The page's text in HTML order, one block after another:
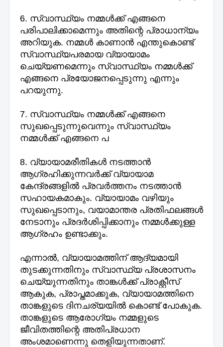
6. സ്വാസ്ഥ്യം നമ്മൾക്ക് എങ്ങനെ
പരിപാലിക്കാമെന്നും അതിന്റെ പ്രാധാന്യം
അറിയുക. നമ്മൾ കാണാൻ എന്തുകൊണ്ട്
സ്വാസ്ഥ്യപരമായ വ്യായാമം
ചെയ്യണമെന്നും സ്വാസ്ഥ്യം നമ്മൾക്ക്
എങ്ങനെ പ്രയോജനപ്പെടുന്നു എന്നും
പറയുന്നു.
7. സ്വാസ്ഥ്യം നമ്മൾക്ക് എങ്ങനെ
സുഖപ്പെടുന്നുവെന്നും സ്വാസ്ഥ്യം
നമ്മൾക്ക് എങ്ങനെ പ
8. വ്യായാമരീതികൾ നടത്താൻ
ആഗ്രഹിക്കുന്നവർക്ക് വ്യായാമ
കേന്ദ്രങ്ങളിൽ പ്രവർത്തനം നടത്താൻ
സഹായകമാകും. വ്യായാമം വഴിയും
സുഖപ്പെടാനും, വയാമാന്തര പ്രതിഫലങ്ങൾ
നേടാനും പ്രദർശിപ്പിക്കാനും നമ്മൾക്കുള്ള
ആഗ്രഹം ഉണ്ടാക്കും.
എന്നാൽ, വ്യായാമത്തിന് ആദ്യമായി
തുടക്കുന്നതിനും സ്വാസ്ഥ്യ പ്രശാസനം
ചെയ്യുന്നതിനും താങ്കൾക്ക് പ്രാക്റ്റീസ്
ആകുക, പ്രാപ്തമാക്കുക, വ്യായാമത്തിനെ
താങ്കളുടെ ദിനചര്യയിൽ കൊണ്ട് പോകുക.
താങ്കളുടെ ആരോഗ്യം നമ്മളുടെ
ജീവിതത്തിന്റെ അതിപ്രധാന
അംശമാണെന്നു തെളിയുന്നതാണ്.